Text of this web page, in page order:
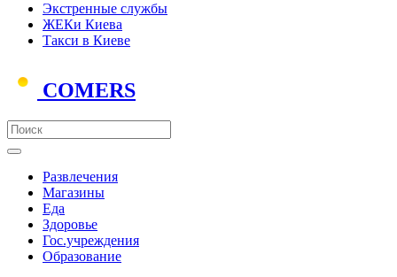
Экстренные службы
ЖЕКи Киева
Такси в Киеве
COMERS
Развлечения
Магазины
Еда
Здоровье
Гос.учреждения
Образование